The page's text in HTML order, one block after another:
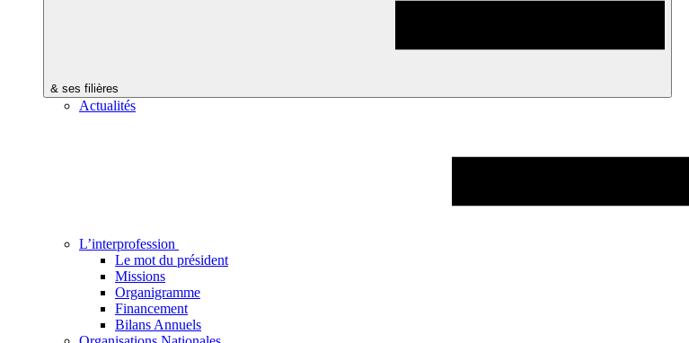
& ses filières
Actualités
L’interprofession
Le mot du président
Missions
Organigramme
Financement
Bilans Annuels